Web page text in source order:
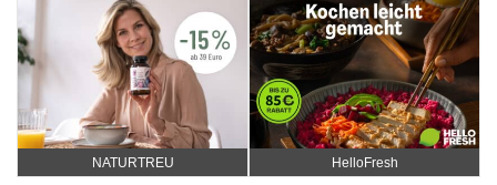
NATURTREU HelloFresh